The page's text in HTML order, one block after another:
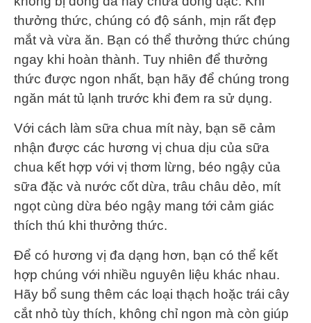
thưởng thức, chúng có độ sánh, mịn rất đẹp
mắt và vừa ăn. Bạn có thể thưởng thức chúng
ngay khi hoàn thành. Tuy nhiên để thưởng
thức được ngon nhất, bạn hãy để chúng trong
ngăn mát tủ lạnh trước khi đem ra sử dụng.
Với cách làm sữa chua mít này, bạn sẽ cảm
nhận được các hương vị chua dịu của sữa
chua kết hợp với vị thơm lừng, béo ngậy của
sữa đặc và nước cốt dừa, trâu châu dẻo, mít
ngọt cùng dừa béo ngậy mang tới cảm giác
thích thú khi thưởng thức.
Để có hương vị đa dạng hơn, bạn có thể kết
hợp chúng với nhiều nguyên liệu khác nhau.
Hãy bổ sung thêm các loại thạch hoặc trái cây
cắt nhỏ tùy thích, không chỉ ngon mà còn giúp